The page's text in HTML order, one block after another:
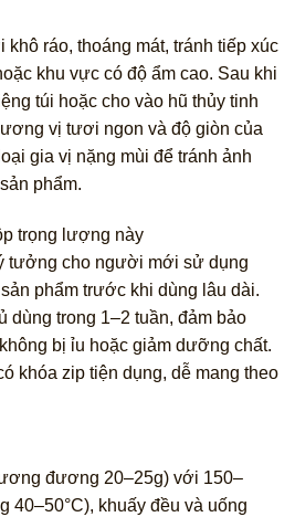
khô ráo, thoáng mát, tránh tiếp xúc
khu vực có độ ẩm cao. Sau khi
túi hoặc cho vào hũ thủy tinh
vị tươi ngon và độ giòn của
gia vị nặng mùi để tránh ảnh
phẩm.
trọng lượng này
tưởng cho người mới sử dụng
phẩm trước khi dùng lâu dài.
dùng trong 1–2 tuần, đảm bảo
bị ỉu hoặc giảm dưỡng chất.
khóa zip tiện dụng, dễ mang theo
đương 20–25g) với 150–
40–50°C), khuấy đều và uống